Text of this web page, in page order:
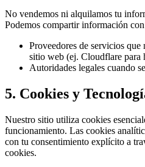
No vendemos ni alquilamos tu
Podemos compartir información
Proveedores de servicios que
sitio web (ej. Cloudflare para
Autoridades legales cuando
5. Cookies y
Nuestro sitio utiliza cookies
funcionamiento. Las cookies
con tu consentimiento explícito a
cookies.